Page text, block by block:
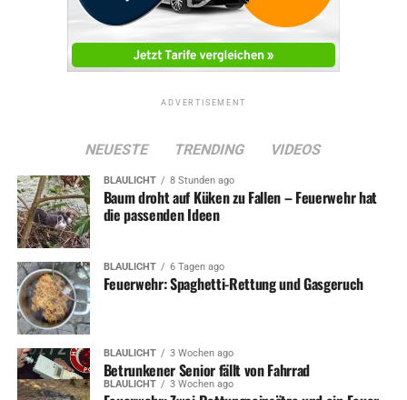
ADVERTISEMENT
NEUESTE TRENDING VIDEOS
BLAULICHT 8 Stunden ago
Baum droht auf Küken zu Fallen – Feuerwehr hat
die passenden Ideen
BLAULICHT 6 Tagen ago
Feuerwehr: Spaghetti-Rettung und Gasgeruch
BLAULICHT 3 Wochen ago
Betrunkener Senior fällt von Fahrrad
BLAULICHT 3 Wochen ago